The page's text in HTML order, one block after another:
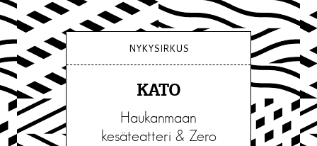
NYKYSIRKUS
KATO
Haukanmaan
kesäteatteri & Zero